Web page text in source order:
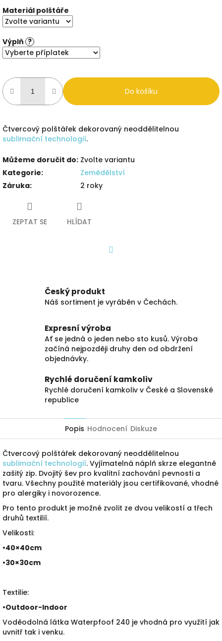
Materiál polštáře
Výplň ?
Do košíku
Čtvercový polštářek dekorovaný neoddělitelnou
sublimační technologií.
Můžeme doručit do: Zvolte variantu
Kategorie:
Zemědělství
Záruka: 2 roky
ZEPTAT SE HLÍDAT
Český produkt
Náš sortiment je vyráběn v Čechách.
Expresní výroba
Ať se jedná o jeden nebo sto kusů. Výroba
začíná nejpozději druhy den od obdržení
objednávky.
Rychlé doručení kamkoliv
Rychlé doručení kamkoliv v České a Slovenské
republice
Popis Hodnocení Diskuze
Čtvercový polštářek dekorovaný neoddělitelnou
sublimační technologií. Vyjímatelná náplň skrze elegantně
zašitý zip. Dvojitý šev pro kvalitní zachování pevnosti a
tvaru. Všechny použité materiály jsou certifikované, vhodné
pro alergiky i novorozence.
Pro tento produkt je možné zvolit ze dvou velikostí a třech
druhů textilií.
Velikosti:
•40×40cm
•30×30cm
Textilie:
•Outdoor-Indoor
Voděodolná látka Waterpfoof 240 je vhodná pro využití jak
uvnitř tak i venku.